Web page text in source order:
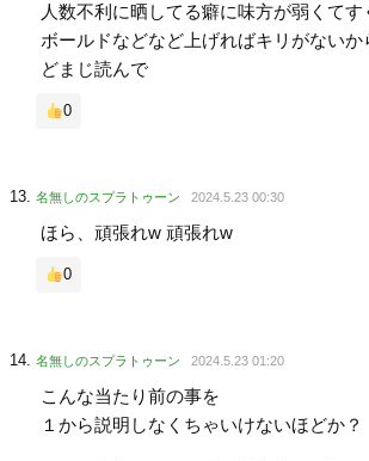
人数不利に晒してる癖に味方が弱くてす
ボールドなどなど上げればキリがないか
どまじ読んで
0
名無しのスプラトゥーン 2024.5.23 00:30
ほら、頑張れw 頑張れw
0
名無しのスプラトゥーン 2024.5.23 01:20
こんな当たり前の事を
１から説明しなくちゃいけないほどか？